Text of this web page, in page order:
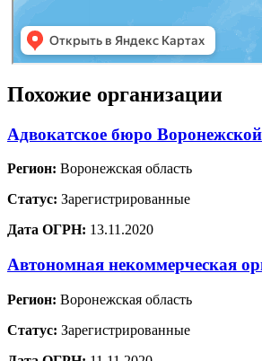
Похожие организации
Адвокатское бюро
Регион: Воронежская область
Статус: Зарегистрированные
Дата ОГРН: 13.11.2020
Автономная некоммерческая
Регион: Воронежская область
Статус: Зарегистрированные